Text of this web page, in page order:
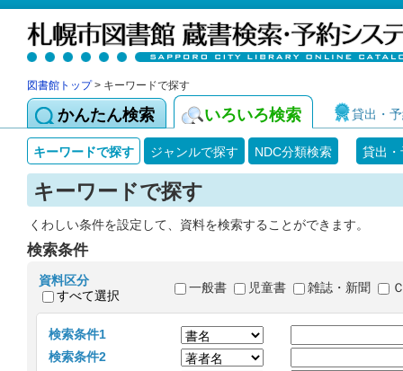
図書館トップ> キーワードで探す
かんたん検索 いろいろ検索 貸出・
キーワードで探す ジャンルで探す NDC分類検索 貸出
キーワードで探す
くわしい条件を設定して、資料を検索することができます。
検索条件
資料区分
すべて選択
一般書 児童書 雑誌・新聞
検索条件1
検索条件2